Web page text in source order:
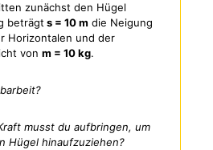
zunächst den Hügel
beträgt s = 10 m die Neigung
Horizontalen und der
von m = 10 kg.
musst du aufbringen, um
Hügel hinaufzuziehen?